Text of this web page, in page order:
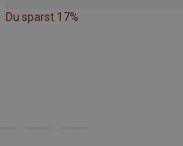
Du sparst 17%